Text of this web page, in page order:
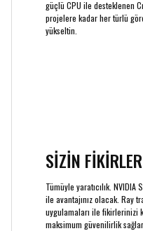
güçlü CPU ile desteklenen
projelere kadar her türlü
yükseltin.
SİZİN
Tümüyle yaratıcılık.
ile avantajınız olacak. Ray
uygulamaları ile fikirlerinizi
maksimum güvenilirlik